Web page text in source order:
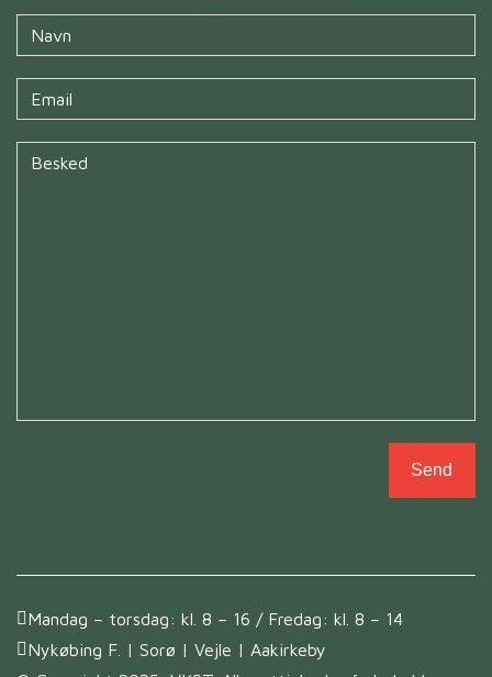
Send
Mandag – torsdag: kl. 8 – 16 / Fredag: kl. 8 – 14
Nykøbing F. | Sorø | Vejle | Aakirkeby